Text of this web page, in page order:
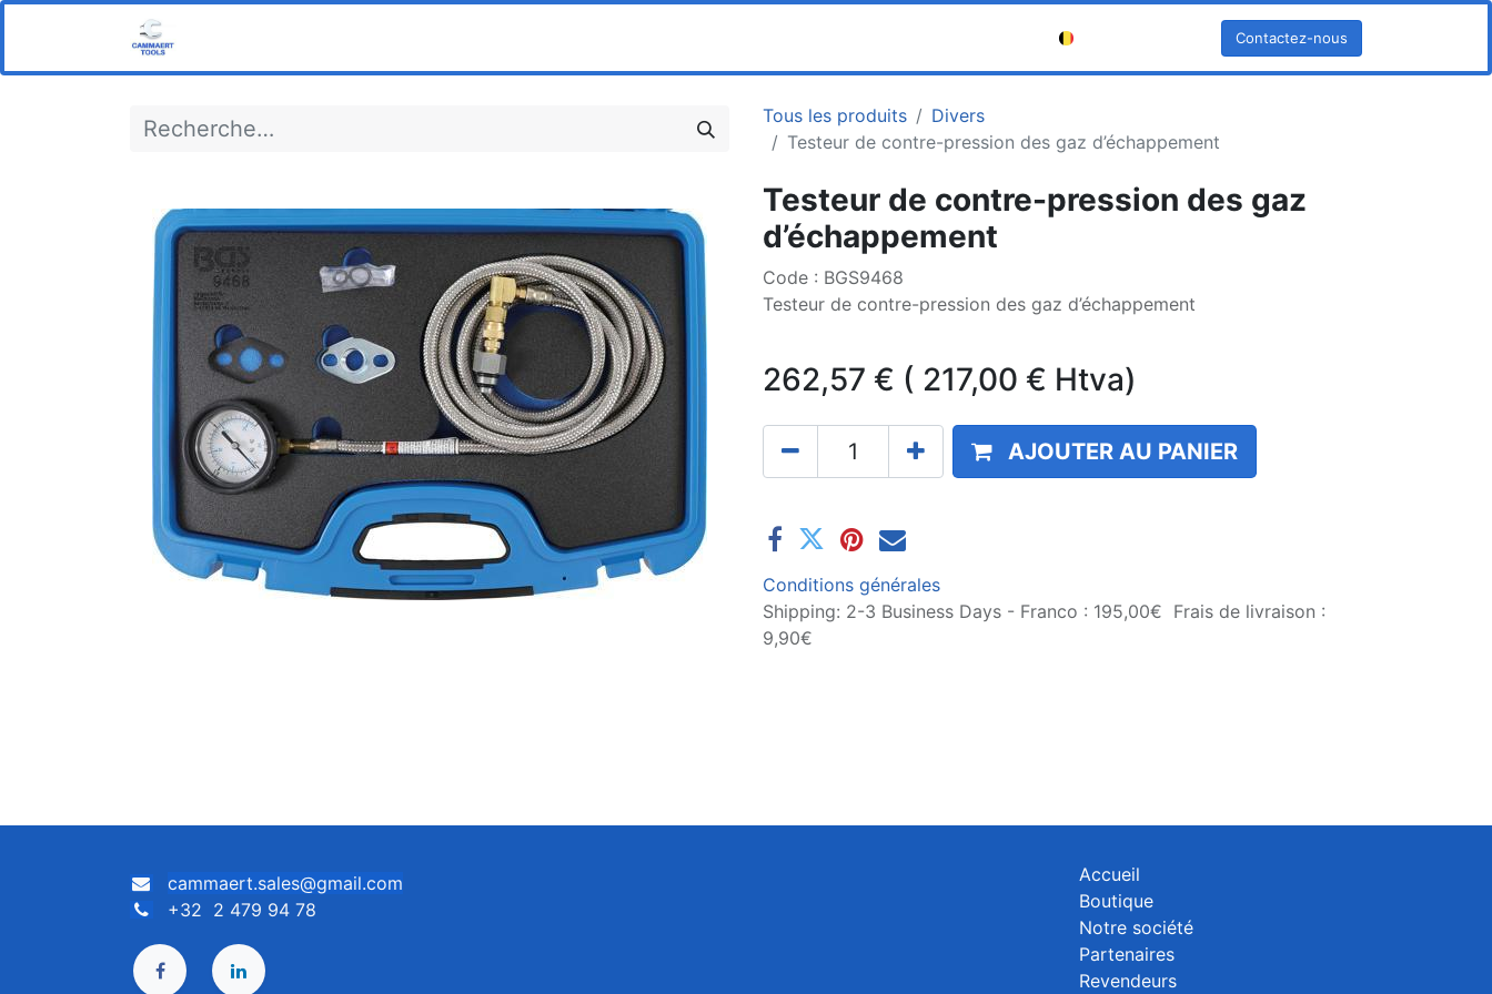
Contactez-nous
Tous les produits
Divers
Testeur de contre-pression des gaz d’échappement
Testeur de contre-pression des gaz
d’échappement
Code : BGS9468
Testeur de contre-pression des gaz d’échappement
262,57 € ( 217,00 € Htva)
AJOUTER AU PANIER
Conditions générales
Shipping: 2-3 Business Days - Franco : 195,00€ Frais de livraison :
9,90€
cammaert.sales@gmail.com
+32 2 479 94 78
Accueil
Boutique
Notre société
Partenaires
Revendeurs